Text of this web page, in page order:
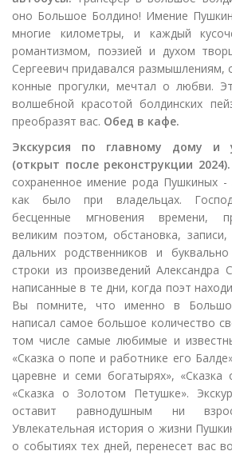
оно Большое Болдино! Имение
многие километры, и каждый
романтизмом, поэзией и духом
Сергеевич придавался размышлениям,
конные прогулки, мечтал о любви.
волшебной красотой болдинских
преобразят вас. Обед в кафе.
Экскурсия по главному дому и
(открыт после реконструкции 2024).
сохраненное имение рода Пушкиных -
как было при владельцах.
бесценные мгновения времени,
великим поэтом, обстановка,
дальних родственников и
строки из произведений Александра
написанные в те дни, когда поэт
Вы помните, что именно в
написал самое большое количество
том числе самые любимые и
«Сказка о попе и работнике его
царевне и семи богатырях»,
«Сказка о Золотом Петушке».
оставит равнодушным ни
Увлекательная история о жизни
о событиях тех дней, перенесет вас